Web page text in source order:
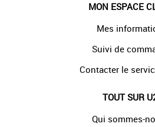
MON ESPACE
Mes
Suivi de
Contacter le
TOUT SUR
Qui sommes-